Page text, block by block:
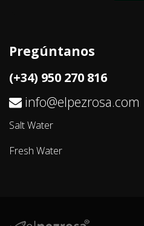
Pregúntanos
(+34) 950 270 816
info@elpezrosa.com
Salt Water
Fresh Water